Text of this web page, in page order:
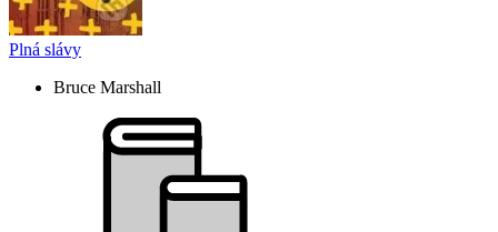
Plná slávy
Bruce Marshall